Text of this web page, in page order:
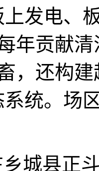
发电、
年贡献
，还构
系统。场
城县正